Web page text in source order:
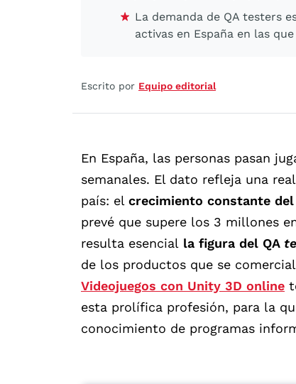
La demanda de QA testers
activas en España en las
Escrito por Equipo editorial
En España, las personas pasan
semanales. El dato refleja una
país: el crecimiento constante
prevé que supere los 3 millones
resulta esencial la figura del QA
de los productos que se
Videojuegos con Unity 3D online
esta prolífica profesión, para la
conocimiento de programas